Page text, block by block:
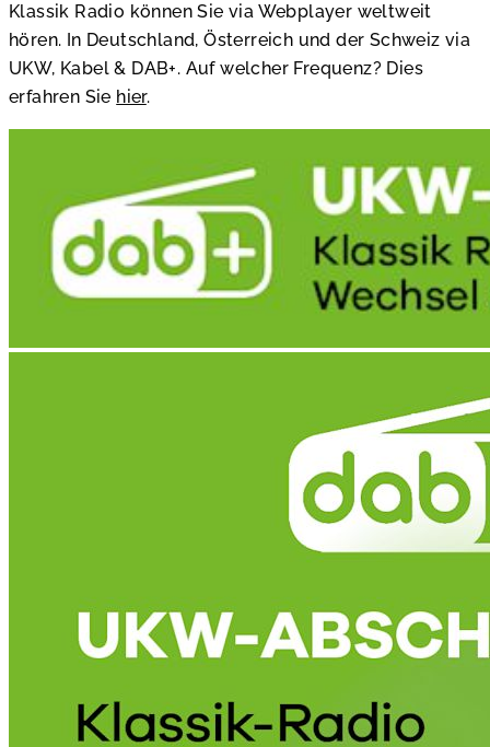
Klassik Radio können Sie via Webplayer weltweit
hören. In Deutschland, Österreich und der Schweiz via
UKW, Kabel & DAB+. Auf welcher Frequenz? Dies
erfahren Sie hier.